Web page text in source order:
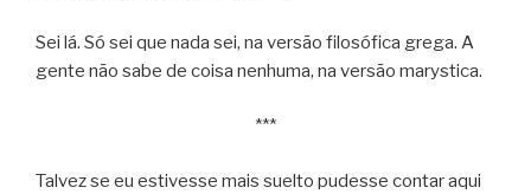
Sei lá. Só sei que nada sei, na versão filosófica grega. A
gente não sabe de coisa nenhuma, na versão marystica.
***
Talvez se eu estivesse mais suelto pudesse contar aqui